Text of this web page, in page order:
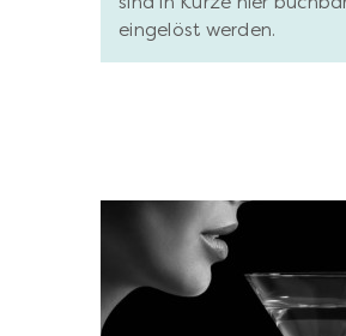
eingelöst werden.